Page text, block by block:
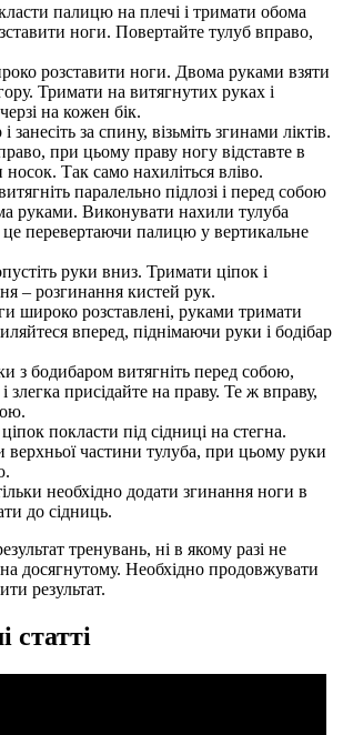
палицю на плечі і тримати обома
ноги. Повертайте тулуб вправо,
розставити ноги. Двома руками взяти
Тримати на витягнутих руках і
на кожен бік.
занесіть за спину, візьміть згинами ліктів.
при цьому праву ногу відставте в
Так само нахиліться вліво.
паралельно підлозі і перед собою
руками. Виконувати нахили тулуба
це перевертаючи палицю у вертикальне
руки вниз. Тримати ціпок і
– розгинання кистей рук.
широко розставлені, руками тримати
вперед, піднімаючи руки і бодібар
з бодибаром витягніть перед собою,
і злегка присідайте на праву. Те ж вправу,
покласти під сідниці на стегна.
частини тулуба, при цьому руки
необхідно додати згинання ноги в
до сідниць.
тренувань, ні в якому разі не
досягнутому. Необхідно продовжувати
результат.
статті